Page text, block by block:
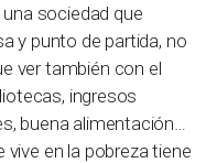
sociedad que
y punto de partida, no
ver también con el
ingresos
buena alimentación…
en la pobreza tiene